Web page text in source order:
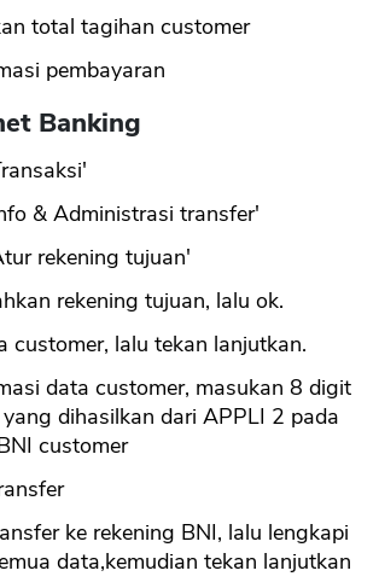
total tagihan customer
pembayaran
Banking
& Administrasi transfer'
rekening tujuan'
rekening tujuan, lalu ok.
customer, lalu tekan lanjutkan.
data customer, masukan 8 digit
dihasilkan dari APPLI 2 pada
customer
ke rekening BNI, lalu lengkapi
data,kemudian tekan lanjutkan